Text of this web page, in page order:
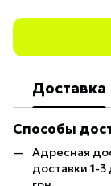
Доставка
Способы
Адресная
доставки 1-